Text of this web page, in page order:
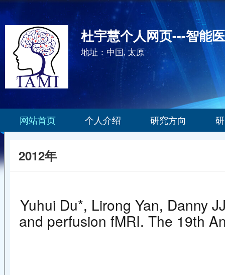
杜宇慧个人网页---智能
地址：中国, 太原
网站首页 个人介绍 研究方向
2012年
Yuhui Du*, Lirong Yan, Danny
and perfusion fMRI. The 19th